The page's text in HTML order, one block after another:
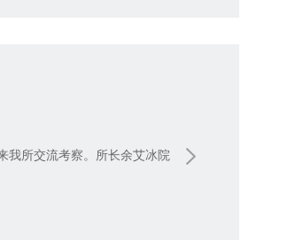
我所交流考察。所长余艾冰院